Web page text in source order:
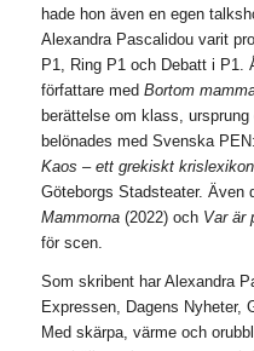
hade hon även en egen
Alexandra Pascalidou varit
P1, Ring P1 och Debatt i P1.
författare med Bortom
berättelse om klass,
belönades med Svenska
Kaos – ett grekiskt krislexikon
Göteborgs Stadsteater. Även
Mammorna(2022) och Var är
för scen.
Som skribent har Alexandra
Expressen, Dagens Nyheter,
Med skärpa, värme och